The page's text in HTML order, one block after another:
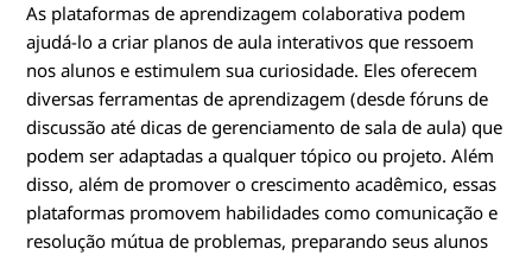
As plataformas de aprendizagem colaborativa podem
ajudá-lo a criar planos de aula interativos que ressoem
nos alunos e estimulem sua curiosidade. Eles oferecem
diversas ferramentas de aprendizagem (desde fóruns de
discussão até dicas de gerenciamento de sala de aula) que
podem ser adaptadas a qualquer tópico ou projeto. Além
disso, além de promover o crescimento acadêmico, essas
plataformas promovem habilidades como comunicação e
resolução mútua de problemas, preparando seus alunos